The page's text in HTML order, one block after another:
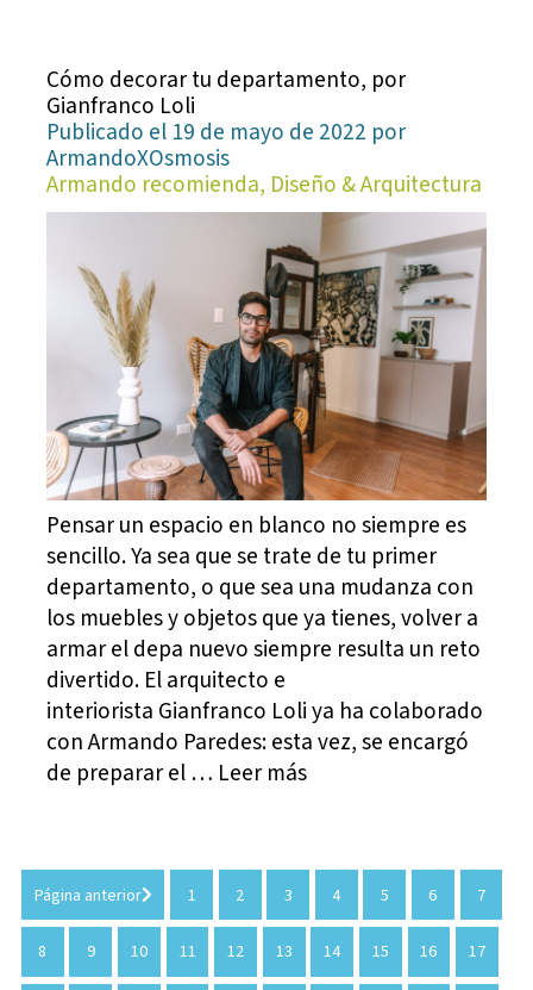
Cómo decorar tu departamento, por
Gianfranco Loli
Publicado el 19 de mayo de 2022 por
ArmandoXOsmosis
Armando recomienda, Diseño & Arquitectura
Pensar un espacio en blanco no siempre es
sencillo. Ya sea que se trate de tu primer
departamento, o que sea una mudanza con
los muebles y objetos que ya tienes, volver a
armar el depa nuevo siempre resulta un reto
divertido. El arquitecto e
interiorista Gianfranco Loli ya ha colaborado
con Armando Paredes: esta vez, se encargó
de preparar el … Leer más
Página anterior 1 2 3 4 5 6 7
8 9 10 11 12 13 14 15 16 17